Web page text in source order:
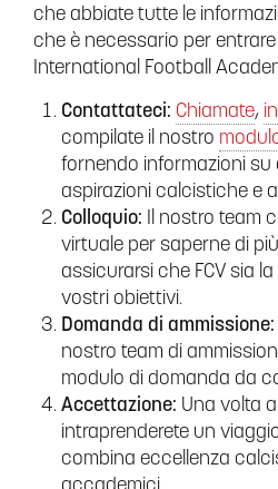
che abbiate tutte le
che è necessario per
International Football
Contattateci: Chiamate,
compilate il nostro
fornendo informazioni su
aspirazioni calcistiche e
Colloquio: Il nostro team
virtuale per saperne di
assicurarsi che FCV sia
vostri obiettivi.
Domanda di ammissione:
nostro team di
modulo di domanda da
Accettazione: Una volta
intraprenderete un
combina eccellenza